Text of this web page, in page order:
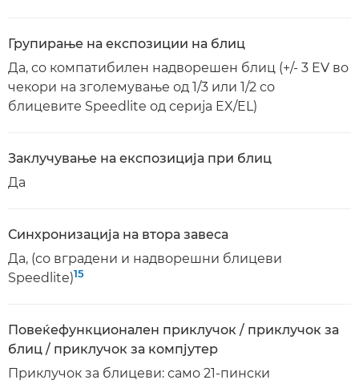
Групирање на експозиции на блиц
Да, со компатибилен надворешен блиц (+/- 3 EV во
чекори на зголемување од 1/3 или 1/2 со
блицевите Speedlite од серија EX/EL)
Заклучување на експозиција при блиц
Да
Синхронизација на втора завеса
Да, (со вградени и надворешни блицеви
Speedlite)15
Повеќефункционален приклучок / приклучок за
блиц / приклучок за компјутер
Приклучок за блицеви: само 21-пински